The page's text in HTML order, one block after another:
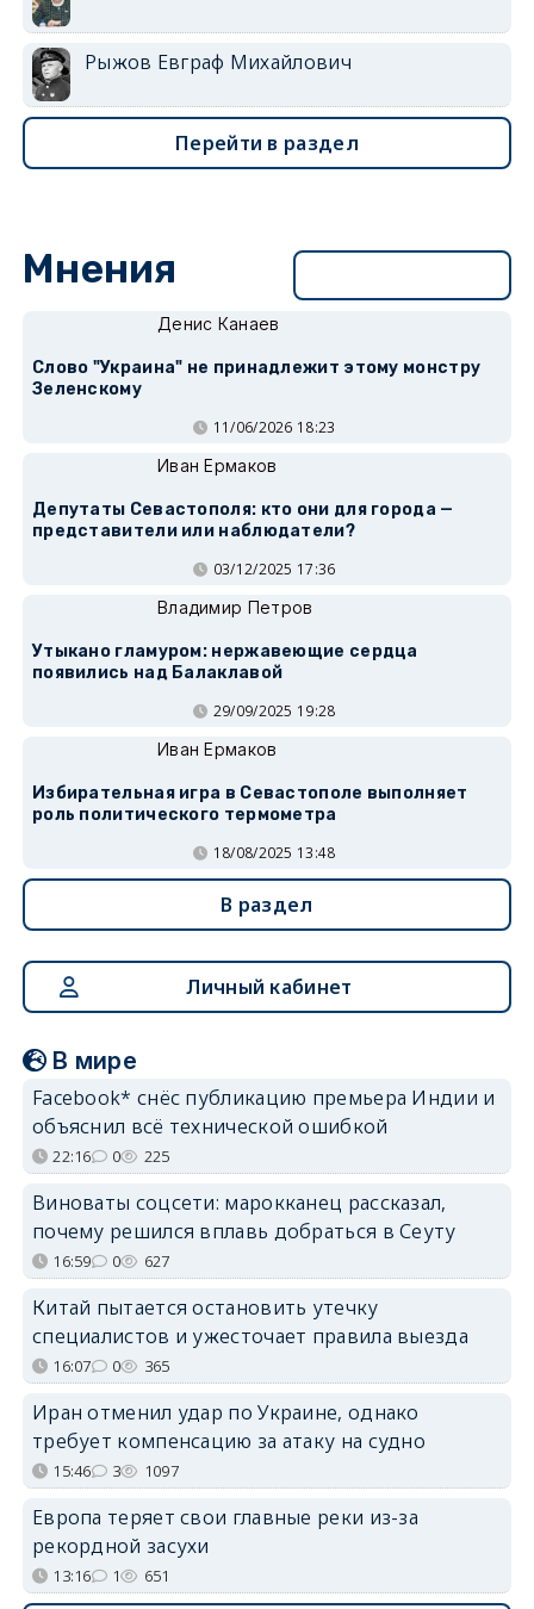
Рыжов Евграф Михайлович
Перейти в раздел
Мнения
Денис Канаев
Слово "Украина" не принадлежит этому монстру
Зеленскому
11/06/2026 18:23
Иван Ермаков
Депутаты Севастополя: кто они для города —
представители или наблюдатели?
03/12/2025 17:36
Владимир Петров
Утыкано гламуром: нержавеющие сердца
появились над Балаклавой
29/09/2025 19:28
Иван Ермаков
Избирательная игра в Севастополе выполняет
роль политического термометра
18/08/2025 13:48
В раздел
Личный кабинет
В мире
Facebook* снёс публикацию премьера Индии и
объяснил всё технической ошибкой
22:16 0 225
Виноваты соцсети: марокканец рассказал,
почему решился вплавь добраться в Сеуту
16:59 0 627
Китай пытается остановить утечку
специалистов и ужесточает правила выезда
16:07 0 365
Иран отменил удар по Украине, однако
требует компенсацию за атаку на судно
15:46 3 1097
Европа теряет свои главные реки из-за
рекордной засухи
13:16 1 651